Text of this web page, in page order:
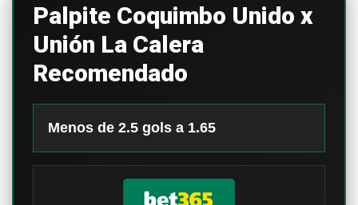
Palpite Coquimbo Unido x
Unión La Calera
Recomendado
Menos de 2.5 gols a 1.65